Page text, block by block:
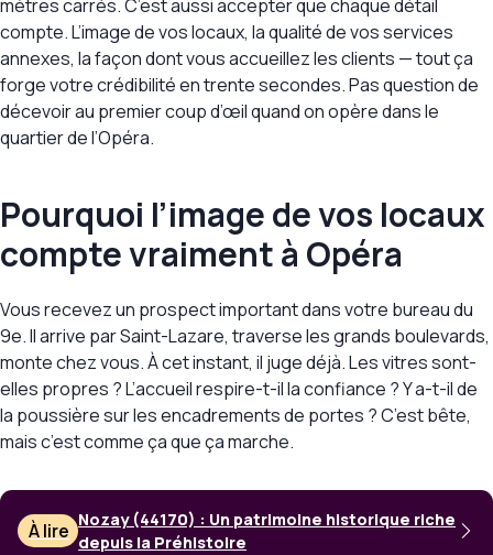
mètres carrés. C’est aussi accepter que chaque détail
compte. L’image de vos locaux, la qualité de vos services
annexes, la façon dont vous accueillez les clients — tout ça
forge votre crédibilité en trente secondes. Pas question de
décevoir au premier coup d’œil quand on opère dans le
quartier de l’Opéra.
Pourquoi l’image de vos locaux
compte vraiment à Opéra
Vous recevez un prospect important dans votre bureau du
9e. Il arrive par Saint-Lazare, traverse les grands boulevards,
monte chez vous. À cet instant, il juge déjà. Les vitres sont-
elles propres ? L’accueil respire-t-il la confiance ? Y a-t-il de
la poussière sur les encadrements de portes ? C’est bête,
mais c’est comme ça que ça marche.
À lire Nozay (44170) : Un patrimoine historique riche
depuis la Préhistoire